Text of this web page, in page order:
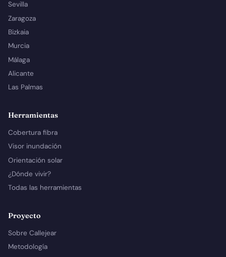
Sevilla
Zaragoza
Bizkaia
Murcia
Málaga
Alicante
Las Palmas
Herramientas
Cobertura fibra
Visor inundación
Orientación solar
¿Dónde vivir?
Todas las herramientas
Proyecto
Sobre Callejear
Metodología